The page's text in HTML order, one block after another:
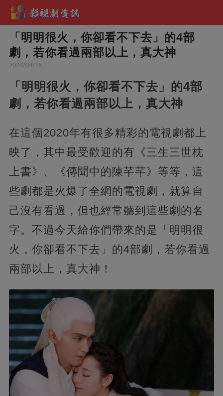
「明明很火，你卻看不下去」的4部
劇，若你看過兩部以上，真大神
2024/04/16
「明明很火，你卻看不下去」的4部
劇，若你看過兩部以上，真大神
在這個2020年有很多精彩的電視劇都上
映了，其中最受歡迎的有《三生三世枕
上書》、《傳聞中的陳芊芊》等等，這
些劇都是火爆了全網的電視劇，就算自
己沒有看過，但也經常聽到這些劇的名
字。不過今天給你們帶來的是「明明很
火，你卻看不下去」的4部劇，若你看過
兩部以上，真大神！